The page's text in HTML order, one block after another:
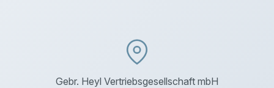
Gebr. Heyl Vertriebsgesellschaft mbH